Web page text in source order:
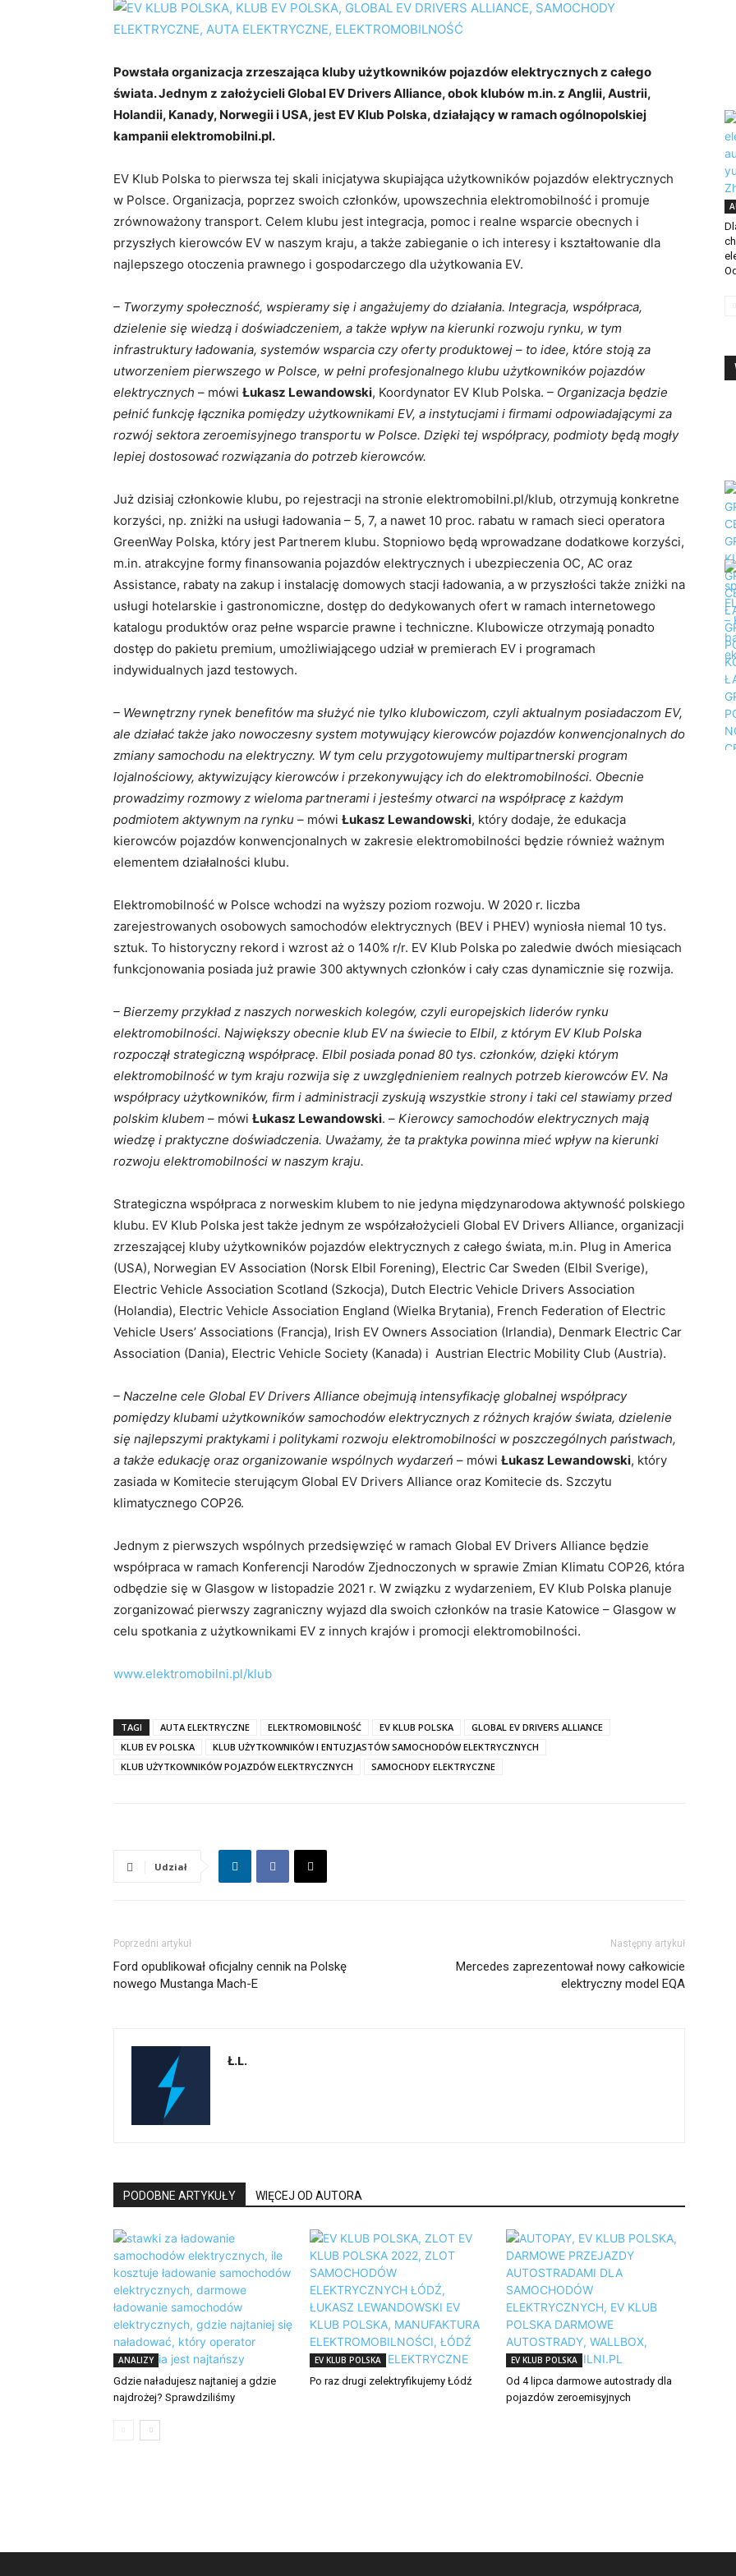
Powstała organizacja zrzeszająca kluby użytkowników pojazdów elektrycznych z całego
świata. Jednym z założycieli Global EV Drivers Alliance, obok klubów m.in. z Anglii, Austrii,
Holandii, Kanady, Norwegii i USA, jest EV Klub Polska, działający w ramach ogólnopolskiej
kampanii elektromobilni.pl.
EV Klub Polska to pierwsza tej skali inicjatywa skupiająca użytkowników pojazdów elektrycznych
w Polsce. Organizacja, poprzez swoich członków, upowszechnia elektromobilność i promuje
zrównoważony transport. Celem klubu jest integracja, pomoc i realne wsparcie obecnych i
przyszłych kierowców EV w naszym kraju, a także zabieganie o ich interesy i kształtowanie dla
najlepszego otoczenia prawnego i gospodarczego dla użytkowania EV.
– Tworzymy społeczność, wspieramy się i angażujemy do działania. Integracja, współpraca,
dzielenie się wiedzą i doświadczeniem, a także wpływ na kierunki rozwoju rynku, w tym
infrastruktury ładowania, systemów wsparcia czy oferty produktowej – to idee, które stoją za
utworzeniem pierwszego w Polsce, w pełni profesjonalnego klubu użytkowników pojazdów
elektrycznych – mówi Łukasz Lewandowski, Koordynator EV Klub Polska. – Organizacja będzie
pełnić funkcję łącznika pomiędzy użytkownikami EV, a instytucjami i firmami odpowiadającymi za
rozwój sektora zeroemisyjnego transportu w Polsce. Dzięki tej współpracy, podmioty będą mogły
lepiej dostosować rozwiązania do potrzeb kierowców.
Już dzisiaj członkowie klubu, po rejestracji na stronie elektromobilni.pl/klub, otrzymują konkretne
korzyści, np. zniżki na usługi ładowania – 5, 7, a nawet 10 proc. rabatu w ramach sieci operatora
GreenWay Polska, który jest Partnerem klubu. Stopniowo będą wprowadzane dodatkowe korzyści,
m.in. atrakcyjne formy finansowania pojazdów elektrycznych i ubezpieczenia OC, AC oraz
Assistance, rabaty na zakup i instalację domowych stacji ładowania, a w przyszłości także zniżki na
usługi hotelarskie i gastronomiczne, dostęp do dedykowanych ofert w ramach internetowego
katalogu produktów oraz pełne wsparcie prawne i techniczne. Klubowicze otrzymają ponadto
dostęp do pakietu premium, umożliwiającego udział w premierach EV i programach
indywidualnych jazd testowych.
– Wewnętrzny rynek benefitów ma służyć nie tylko klubowiczom, czyli aktualnym posiadaczom EV,
ale działać także jako nowoczesny system motywujący kierowców pojazdów konwencjonalnych do
zmiany samochodu na elektryczny. W tym celu przygotowujemy multipartnerski program
lojalnościowy, aktywizujący kierowców i przekonywujący ich do elektromobilności. Obecnie
prowadzimy rozmowy z wieloma partnerami i jesteśmy otwarci na współpracę z każdym
podmiotem aktywnym na rynku – mówi Łukasz Lewandowski, który dodaje, że edukacja
kierowców pojazdów konwencjonalnych w zakresie elektromobilności będzie również ważnym
elementem działalności klubu.
Elektromobilność w Polsce wchodzi na wyższy poziom rozwoju. W 2020 r. liczba
zarejestrowanych osobowych samochodów elektrycznych (BEV i PHEV) wyniosła niemal 10 tys.
sztuk. To historyczny rekord i wzrost aż o 140% r/r. EV Klub Polska po zaledwie dwóch miesiącach
funkcjonowania posiada już prawie 300 aktywnych członków i cały czas dynamicznie się rozwija.
– Bierzemy przykład z naszych norweskich kolegów, czyli europejskich liderów rynku
elektromobilności. Największy obecnie klub EV na świecie to Elbil, z którym EV Klub Polska
rozpoczął strategiczną współpracę. Elbil posiada ponad 80 tys. członków, dzięki którym
elektromobilność w tym kraju rozwija się z uwzględnieniem realnych potrzeb kierowców EV. Na
współpracy użytkowników, firm i administracji zyskują wszystkie strony i taki cel stawiamy przed
polskim klubem – mówi Łukasz Lewandowski. – Kierowcy samochodów elektrycznych mają
wiedzę i praktyczne doświadczenia. Uważamy, że ta praktyka powinna mieć wpływ na kierunki
rozwoju elektromobilności w naszym kraju.
Strategiczna współpraca z norweskim klubem to nie jedyna międzynarodowa aktywność polskiego
klubu. EV Klub Polska jest także jednym ze współzałożycieli Global EV Drivers Alliance, organizacji
zrzeszającej kluby użytkowników pojazdów elektrycznych z całego świata, m.in. Plug in America
(USA), Norwegian EV Association (Norsk Elbil Forening), Electric Car Sweden (Elbil Sverige),
Electric Vehicle Association Scotland (Szkocja), Dutch Electric Vehicle Drivers Association
(Holandia), Electric Vehicle Association England (Wielka Brytania), French Federation of Electric
Vehicle Users’ Associations (Francja), Irish EV Owners Association (Irlandia), Denmark Electric Car
Association (Dania), Electric Vehicle Society (Kanada) i Austrian Electric Mobility Club (Austria).
– Naczelne cele Global EV Drivers Alliance obejmują intensyfikację globalnej współpracy
pomiędzy klubami użytkowników samochodów elektrycznych z różnych krajów świata, dzielenie
się najlepszymi praktykami i politykami rozwoju elektromobilności w poszczególnych państwach,
a także edukację oraz organizowanie wspólnych wydarzeń – mówi Łukasz Lewandowski, który
zasiada w Komitecie sterującym Global EV Drivers Alliance oraz Komitecie ds. Szczytu
klimatycznego COP26.
Jednym z pierwszych wspólnych przedsięwzięć w ramach Global EV Drivers Alliance będzie
współpraca w ramach Konferencji Narodów Zjednoczonych w sprawie Zmian Klimatu COP26, która
odbędzie się w Glasgow w listopadzie 2021 r. W związku z wydarzeniem, EV Klub Polska planuje
zorganizować pierwszy zagraniczny wyjazd dla swoich członków na trasie Katowice – Glasgow w
celu spotkania z użytkownikami EV z innych krajów i promocji elektromobilności.
www.elektromobilni.pl/klub
TAGI AUTA ELEKTRYCZNE ELEKTROMOBILNOŚĆ EV KLUB POLSKA
GLOBAL EV DRIVERS ALLIANCE
KLUB EV POLSKA
KLUB UŻYTKOWNIKÓW I ENTUZJASTÓW SAMOCHODÓW ELEKTRYCZNYCH
KLUB UŻYTKOWNIKÓW POJAZDÓW ELEKTRYCZNYCH
SAMOCHODY ELEKTRYCZNE
Udział
Poprzedni artykuł
Ford opublikował oficjalny cennik na Polskę
nowego Mustanga Mach-E
Następny artykuł
Mercedes zaprezentował nowy całkowicie
elektryczny model EQA
Ł.L.
PODOBNE ARTYKUŁY WIĘCEJ OD AUTORA
ANALIZY
Gdzie naładujesz najtaniej a gdzie
najdrożej? Sprawdziliśmy
EV KLUB POLSKA
Po raz drugi zelektryfikujemy Łódź
EV KLUB POLSKA
Od 4 lipca darmowe autostrady dla
pojazdów zeroemisyjnych